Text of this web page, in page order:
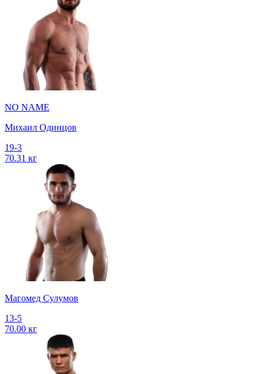
NO NAME
Михаил Одинцов
19-3
70.31 кг
Магомед Сулумов
13-5
70.00 кг